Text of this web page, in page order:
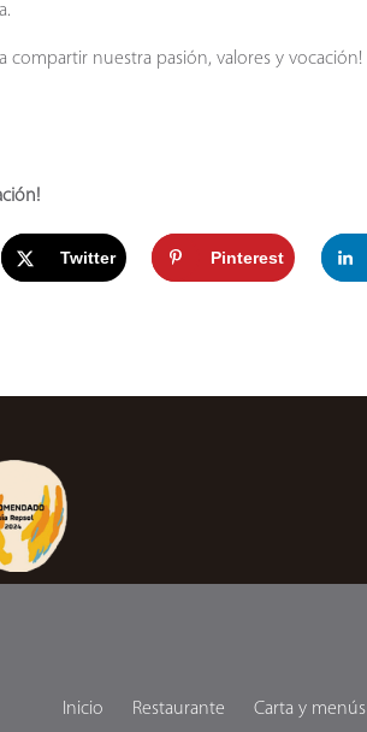
compartir nuestra pasión, valores y vocación!
Twitter Pinterest
Inicio Restaurante Carta y menús